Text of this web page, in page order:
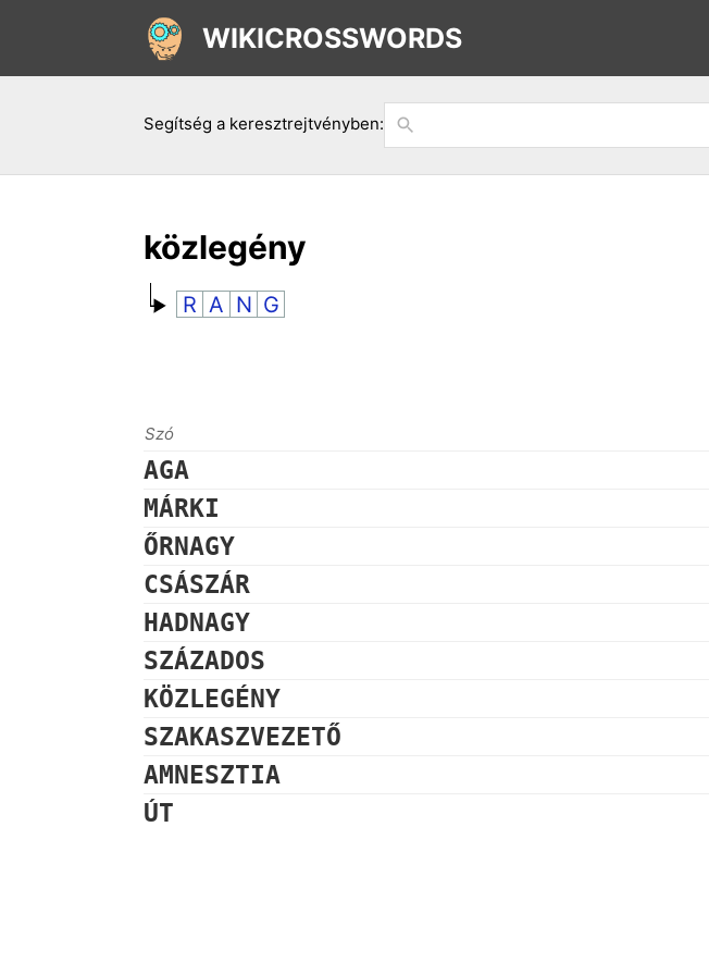
WIKICROSSWORDS
Segítség a keresztrejtvényben:
közlegény
R A N G
Szó
AGA
MÁRKI
ŐRNAGY
CSÁSZÁR
HADNAGY
SZÁZADOS
KÖZLEGÉNY
SZAKASZVEZETŐ
AMNESZTIA
ÚT